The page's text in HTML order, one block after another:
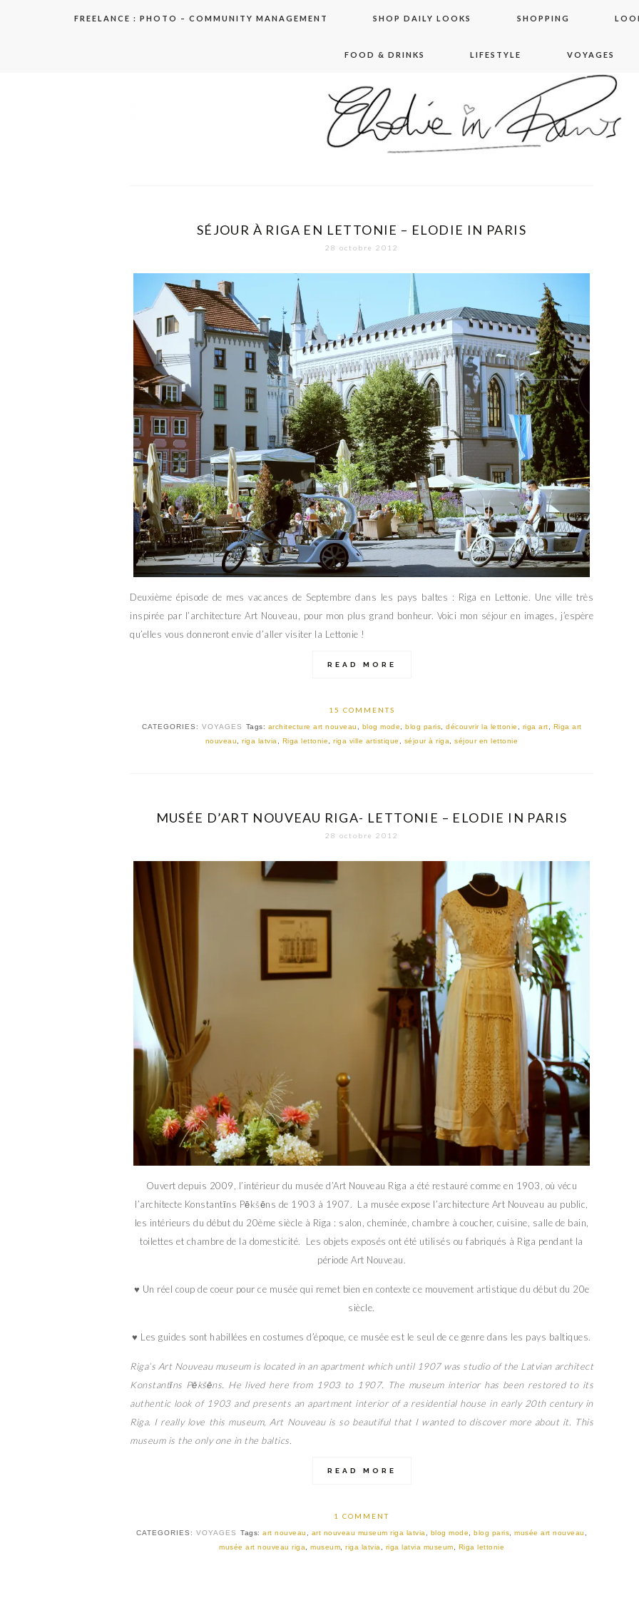
FREELANCE : PHOTO – COMMUNITY MANAGEMENT SHOP DAILY LOOKS SHOPPING
FOOD & DRINKS LIFESTYLE VOYAGES
elodie in paris
SÉJOUR À RIGA EN LETTONIE – ELODIE IN PARIS
28 octobre 2012
Deuxième épisode de mes vacances de Septembre dans les pays baltes : Riga en Lettonie. Une ville très
inspirée par l’architecture Art Nouveau, pour mon plus grand bonheur. Voici mon séjour en images, j’espère
qu’elles vous donneront envie d’aller visiter la Lettonie !
READ MORE
15 COMMENTS
CATEGORIES: VOYAGES Tags: architecture art nouveau , blog mode, blog paris, découvrir la lettonie , riga art, Riga art
nouveau,riga latvia, Riga lettonie,riga ville artistique , séjour à riga,séjour en lettonie
MUSÉE D’ART NOUVEAU RIGA- LETTONIE – ELODIE IN PARIS
28 octobre 2012
Ouvert depuis 2009, l’intérieur du musée d’Art Nouveau Riga a été restauré comme en 1903, où vécu
l’architecte Konstantīns Pēkšēns de 1903 à 1907. La musée expose l’architecture Art Nouveau au public,
les intérieurs du début du 20ème siècle à Riga : salon, cheminée, chambre à coucher, cuisine, salle de bain,
toilettes et chambre de la domesticité. Les objets exposés ont été utilisés ou fabriqués à Riga pendant la
période Art Nouveau.
♥ Un réel coup de coeur pour ce musée qui remet bien en contexte ce mouvement artistique du début du 20e
siècle.
♥ Les guides sont habillées en costumes d’époque, ce musée est le seul de ce genre dans les pays baltiques.
Riga’s Art Nouveau museum is located in an apartment which until 1907 was studio of the Latvian architect
Konstantīns Pēkšēns. He lived here from 1903 to 1907. The museum interior has been restored to its
authentic look of 1903 and presents an apartment interior of a residential house in early 20th century in
Riga. I really love this museum, Art Nouveau is so beautiful that I wanted to discover more about it. This
museum is the only one in the baltics.
READ MORE
1 COMMENT
CATEGORIES: VOYAGES Tags: art nouveau art nouveau museum riga latvia blog mode blog paris musée art nouveau
musée art nouveau riga
museum riga latvia riga latvia museum Riga lettonie